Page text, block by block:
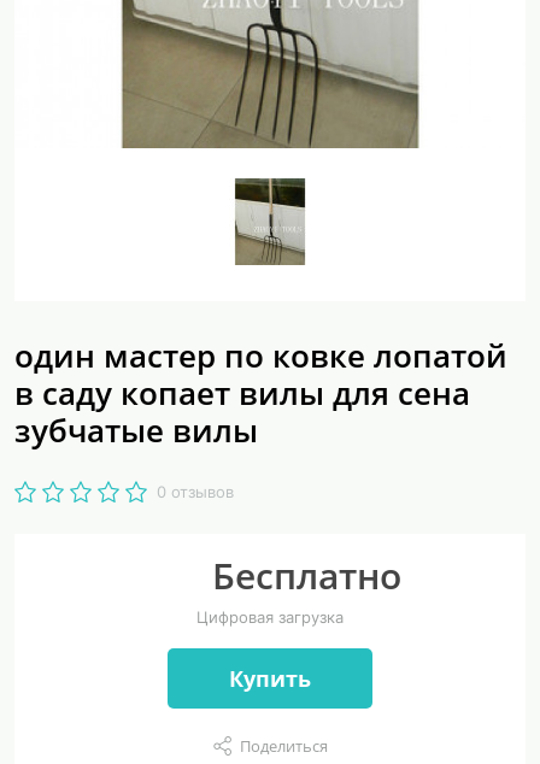
один мастер по ковке лопатой
в саду копает вилы для сена
зубчатые вилы
0 отзывов
Бесплатно
Цифровая загрузка
Купить
Поделиться